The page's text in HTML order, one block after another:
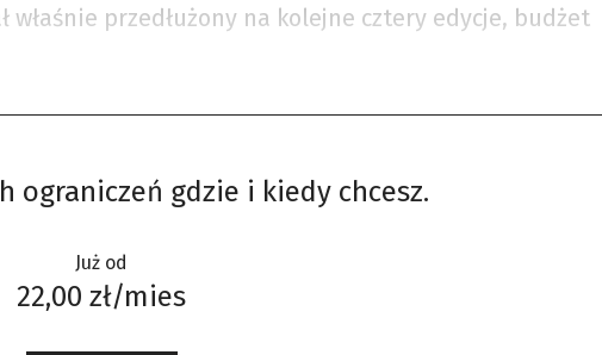
przedłużony na kolejne cztery edycje, budżet
ograniczeń gdzie i kiedy chcesz.
Już od
22,00 zł/mies